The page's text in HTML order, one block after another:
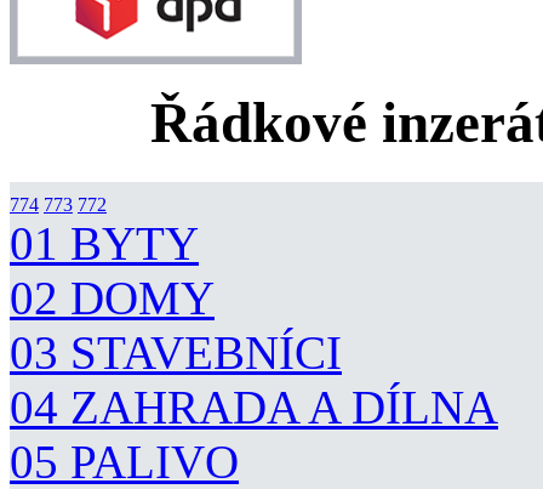
Řádkové
774 773 772
01 BYTY
02 DOMY
03 STAVEBNÍCI
04 ZAHRADA A DÍLNA
05 PALIVO